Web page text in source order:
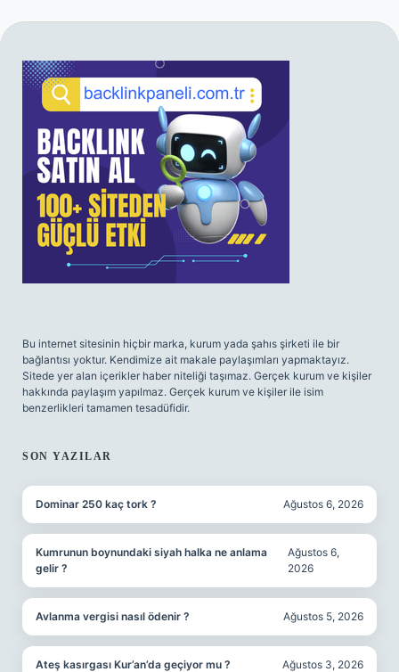
SIDEBAR
Bu internet sitesinin hiçbir marka, kurum yada şahıs şirketi ile bir
bağlantısı yoktur. Kendimize ait makale paylaşımları yapmaktayız.
Sitede yer alan içerikler haber niteliği taşımaz. Gerçek kurum ve kişiler
hakkında paylaşım yapılmaz. Gerçek kurum ve kişiler ile isim
benzerlikleri tamamen tesadüfidir.
SON YAZILAR
Dominar 250 kaç tork ? Ağustos 6, 2026
Kumrunun boynundaki siyah halka ne anlama
gelir ?
Ağustos 6,
2026
Avlanma vergisi nasıl ödenir ? Ağustos 5, 2026
Ateş kasırgası Kur’an’da geçiyor mu ? Ağustos 3, 2026